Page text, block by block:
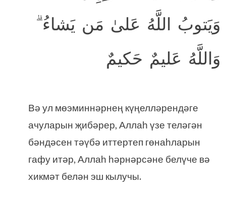
وَيَتوبُ اللَّهُ عَلىٰ مَن يَشاءُ ۗ
وَاللَّهُ عَليمٌ حَكيمٌ
Вә ул мөэминнәрнең күңелләрендәге
ачуларын җибәрер, Аллаһ үзе теләгән
бәндәсен тәүбә иттертеп гөнаһларын
гафу итәр, Аллаһ һәрнәрсәне белүче вә
хикмәт белән эш кылучы.